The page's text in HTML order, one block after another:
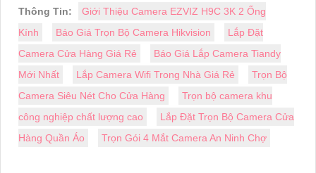
Thông Tin:
Giới Thiệu Camera EZVIZ H9C 3K 2 Ống
Kính
Báo Giá Trọn Bộ Camera Hikvision
Lắp Đặt
Camera Cửa Hàng Giá Rẻ
Báo Giá Lắp Camera Tiandy
Mới Nhất
Lắp Camera Wifi Trong Nhà Giá Rẻ
Trọn Bộ
Camera Siêu Nét Cho Cửa Hàng
Trọn bộ camera khu
công nghiệp chất lượng cao
Lắp Đặt Trọn Bộ Camera Cửa
Hàng Quần Áo
Trọn Gói 4 Mắt Camera An Ninh Chợ